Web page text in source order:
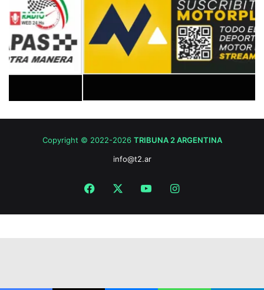
Copyright © 2022-2026 TRIBUNA 2 ARGENTINA
info@t2.ar
Facebook YouTubeInstagram